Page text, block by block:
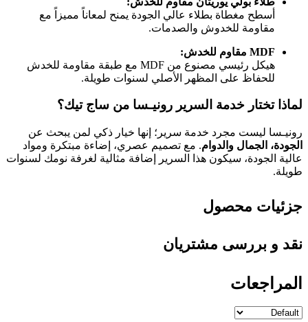
أسطح مغطاة بطلاء عالي الجودة يمنح لمعاناً مميزاً مع
مقاومة للخدوش والصدمات.
MDF مقاوم للخدش:
هيكل رئيسي مصنوع من MDF مع طبقة مقاومة للخدش
للحفاظ على المظهر الأصلي لسنوات طويلة.
لماذا تختار خدمة السرير رونيـسا من ساج تيك؟
رونيـسا ليست مجرد خدمة سرير؛ إنها خيار ذكي لمن يبحث عن
الجودة، الجمال والدوام. مع تصميم عصري، إضاءة مبتكرة ومواد
عالية الجودة، سيكون هذا السرير إضافة مثالية لغرفة نومك لسنوات
طويلة.
جزئیات محصول
نقد و بررسی مشتریان
المراجعات